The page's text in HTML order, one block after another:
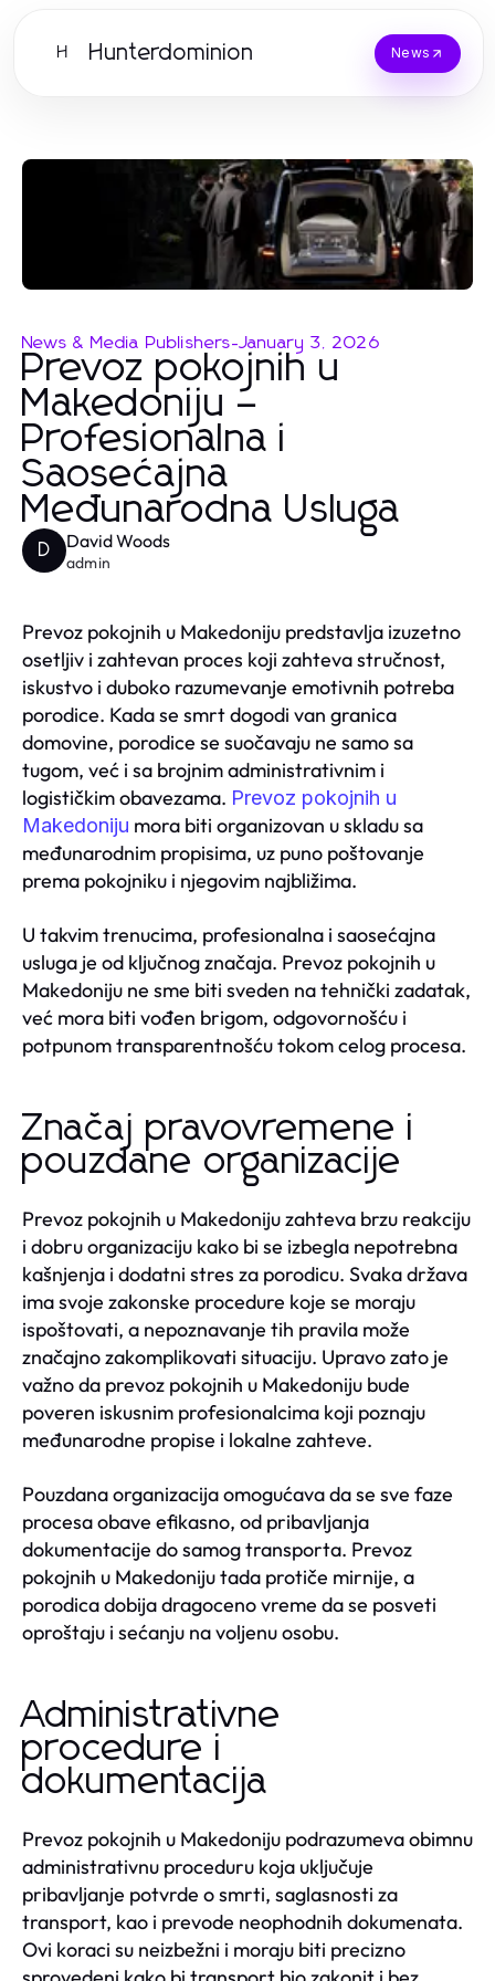
H Hunterdominion News
News & Media Publishers-January 3, 2026
Prevoz pokojnih u
Makedoniju –
Profesionalna i
Saosećajna
Međunarodna Usluga
D David Woods
admin
Prevoz pokojnih u Makedoniju predstavlja izuzetno
osetljiv i zahtevan proces koji zahteva stručnost,
iskustvo i duboko razumevanje emotivnih potreba
porodice. Kada se smrt dogodi van granica
domovine, porodice se suočavaju ne samo sa
tugom, već i sa brojnim administrativnim i
logističkim obavezama. Prevoz pokojnih u
Makedoniju mora biti organizovan u skladu sa
međunarodnim propisima, uz puno poštovanje
prema pokojniku i njegovim najbližima.
U takvim trenucima, profesionalna i saosećajna
usluga je od ključnog značaja. Prevoz pokojnih u
Makedoniju ne sme biti sveden na tehnički zadatak,
već mora biti vođen brigom, odgovornošću i
potpunom transparentnošću tokom celog procesa.
Značaj pravovremene i
pouzdane organizacije
Prevoz pokojnih u Makedoniju zahteva brzu reakciju
i dobru organizaciju kako bi se izbegla nepotrebna
kašnjenja i dodatni stres za porodicu. Svaka država
ima svoje zakonske procedure koje se moraju
ispoštovati, a nepoznavanje tih pravila može
značajno zakomplikovati situaciju. Upravo zato je
važno da prevoz pokojnih u Makedoniju bude
poveren iskusnim profesionalcima koji poznaju
međunarodne propise i lokalne zahteve.
Pouzdana organizacija omogućava da se sve faze
procesa obave efikasno, od pribavljanja
dokumentacije do samog transporta. Prevoz
pokojnih u Makedoniju tada protiče mirnije, a
porodica dobija dragoceno vreme da se posveti
oproštaju i sećanju na voljenu osobu.
Administrativne
procedure i
dokumentacija
Prevoz pokojnih u Makedoniju podrazumeva obimnu
administrativnu proceduru koja uključuje
pribavljanje potvrde o smrti, saglasnosti za
transport, kao i prevode neophodnih dokumenata.
Ovi koraci su neizbežni i moraju biti precizno